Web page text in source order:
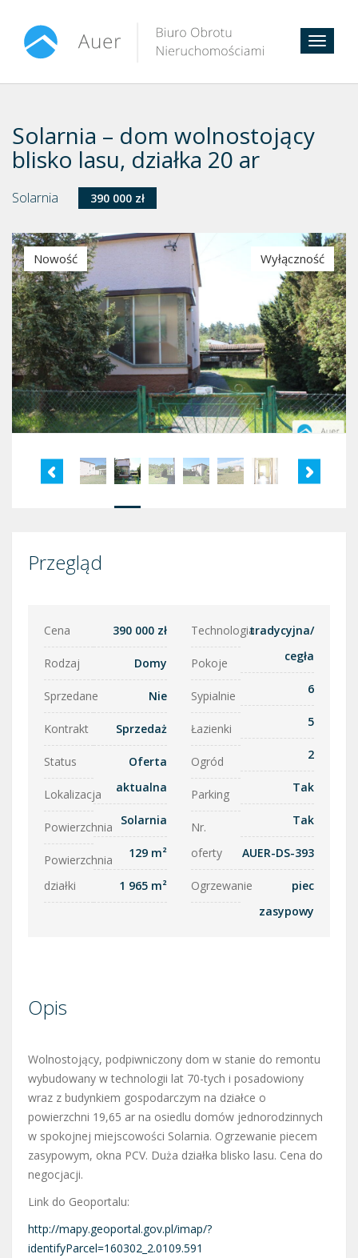
Toggle
Solarnia – dom wolnostojący
blisko lasu, działka 20 ar
Solarnia 390 000 zł
Nowość Wyłączność
Przegląd
Cena 390 000 zł
Rodzaj Domy
Sprzedane Nie
Kontrakt Sprzedaż
Status
Oferta
aktualna
Lokalizacja
Solarnia
Powierzchnia
129 m²
Powierzchnia
działki
1 965 m²
Technologiatradycyjna/
cegła
Pokoje
6
Sypialnie
5
Łazienki
2
Ogród
Tak
Parking
Tak
Nr.
oferty
AUER-DS-393
Ogrzewanie
piec
zasypowy
Opis
Wolnostojący, podpiwniczony dom w stanie do remontu
wybudowany w technologii lat 70-tych i posadowiony
wraz z budynkiem gospodarczym na działce o
powierzchni 19,65 ar na osiedlu domów jednorodzinnych
w spokojnej miejscowości Solarnia. Ogrzewanie piecem
zasypowym, okna PCV. Duża działka blisko lasu. Cena do
negocjacji.
Link do Geoportalu:
http://mapy.geoportal.gov.pl/imap/?
identifyParcel=160302_2.0109.591